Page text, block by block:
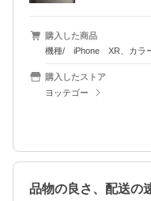
購入した商品
機種/ iPhone XR、カラ
購入したストア
ヨッテゴー